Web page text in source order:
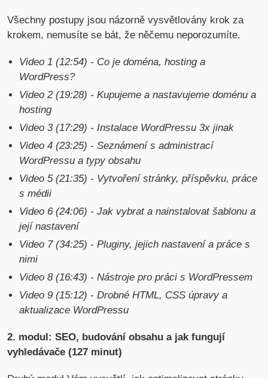
Všechny postupy jsou názorně vysvětlovány krok za
krokem, nemusíte se bát, že něčemu neporozumíte.
Video 1 (12:54) - Co je doména, hosting a
WordPress?
Video 2 (19:28) - Kupujeme a nastavujeme doménu a
hosting
Video 3 (17:29) - Instalace WordPressu 3x jinak
Video 4 (23:25) - Seznámení s administrací
WordPressu a typy obsahu
Video 5 (21:35) - Vytvoření stránky, příspěvku, práce
s médii
Video 6 (24:06) - Jak vybrat a nainstalovat šablonu a
její nastavení
Video 7 (34:25) - Pluginy, jejich nastavení a práce s
nimi
Video 8 (16:43) - Nástroje pro práci s WordPressem
Video 9 (15:12) - Drobné HTML, CSS úpravy a
aktualizace WordPressu
2. modul: SEO, budování obsahu a jak fungují
vyhledávače (127 minut)